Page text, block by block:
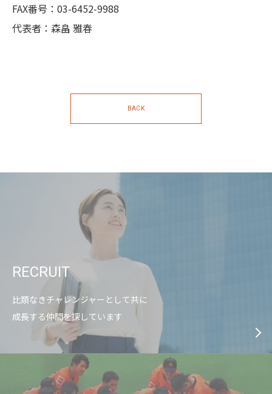
FAX番号：03-6452-9988
代表者：森畠 雅春
BACK
RECRUIT
比類なきチャレンジャーとして共に
成長する仲間を探しています